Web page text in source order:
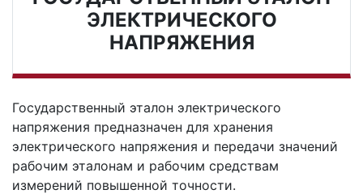
ЭЛЕКТРИЧЕСКОГО
НАПРЯЖЕНИЯ
Государственный эталон электрического
напряжения предназначен для хранения
электрического напряжения и передачи значений
рабочим эталонам и рабочим средствам
измерений повышенной точности.